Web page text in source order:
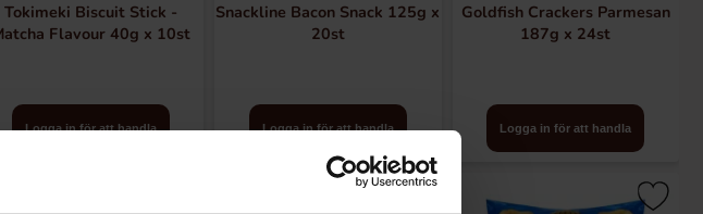
Tokimeki Biscuit Stick -
Flavour 40g x 10st
Logga in för att handla
Snackline Bacon Snack 125g x
20st
Logga in för att handla
Goldfish Crackers Parmesan
187g x 24st
Logga in för att handla